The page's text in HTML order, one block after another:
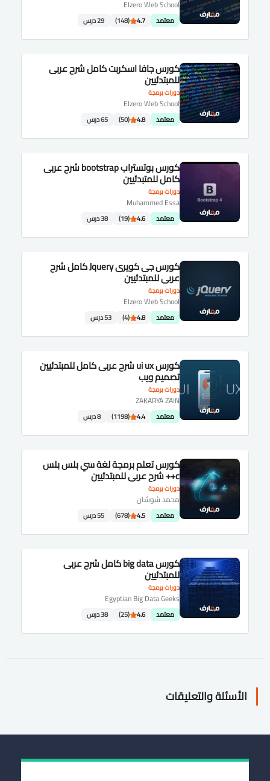
Elzero Web School
معتمد 4.7
(148) 29 درس
دورات برمجة
كورس جافا اسكربت كامل شرح عربى
للمبتدئيين
Elzero Web School
معتمد 4.8
(50) 65 درس
دورات برمجة
كورس بوتستراب bootstrap شرح عربى
كامل للمتبدئيين
Muhammed Essa
معتمد 4.6
(19) 38 درس
دورات برمجة
كورس جى كويرى Jquery كامل شرح
عربى للمبتدئيين
Elzero Web School
معتمد 4.8
(4) 53 درس
دورات برمجة
كورس ui ux شرح عربى كامل للمبتدئيين
تصميم ويب
ZAKARYA ZAIN
معتمد 4.4
(1198) 8 درس
دورات برمجة
كورس تعلم برمجة لغة سي بلس بلس
c++ شرح عربى للمبتدئيين
محمد شوشان
معتمد 4.5
(678) 55 درس
دورات برمجة
كورس big data كامل شرح عربى
للمبتدئيين
Egyptian Big Data Geeks
معتمد 4.6
(25) 38 درس
الأسئلة والتعليقات